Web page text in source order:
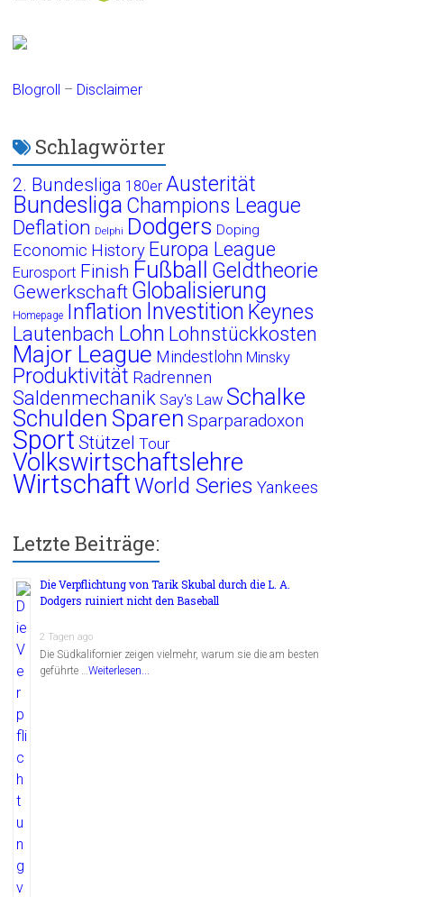
Blogroll – Disclaimer
Schlagwörter
2. Bundesliga 180er Austerität
Bundesliga Champions League
Deflation Delphi Dodgers Doping
Economic History Europa League
Eurosport Finish Fußball Geldtheorie
Gewerkschaft Globalisierung
Homepage Inflation Investition Keynes
Lautenbach Lohn Lohnstückkosten
Major League Mindestlohn Minsky
Produktivität Radrennen
Saldenmechanik Say's Law Schalke
Schulden Sparen Sparparadoxon
Sport Stützel Tour
Volkswirtschaftslehre
WirtschaftWorld Series Yankees
Letzte Beiträge:
Die Verpflichtung von Tarik Skubal durch die L. A.
Dodgers ruiniert nicht den Baseball
2 Tagen ago
Die Südkalifornier zeigen vielmehr, warum sie die am besten
geführte …Weiterlesen...